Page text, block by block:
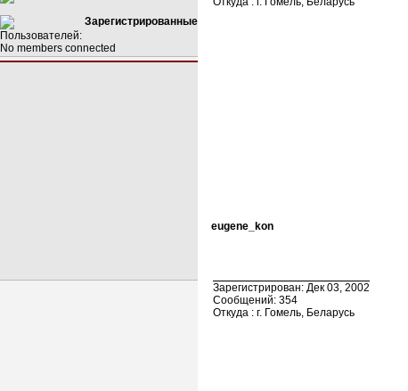
Зарегистрированные
No members connected
eugene_kon
Зарегистрирован: Дек 03, 2002
Сообщений: 354
Откуда : г. Гомель, Беларусь